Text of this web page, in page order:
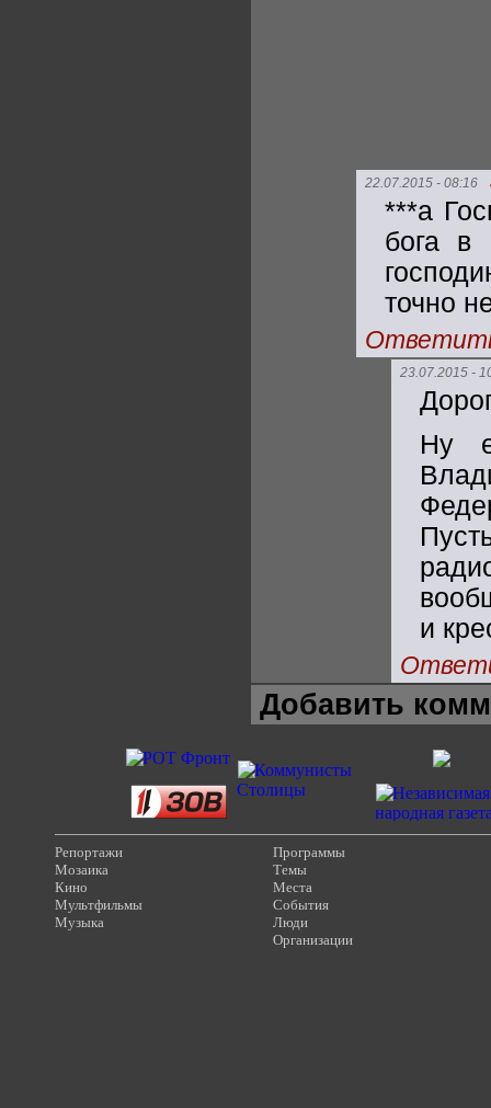
22.07.2015 - 08:16
***а
бога в
точно
23.07.2015 -
Ну
и
Добавить
Репортажи
Мозаика
Кино
Мультфильмы
Музыка
Программы
Темы
Места
События
Люди
Организации